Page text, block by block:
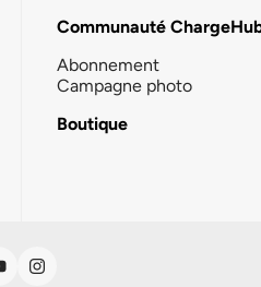
Communauté
Abonnement
Campagne photo
Boutique